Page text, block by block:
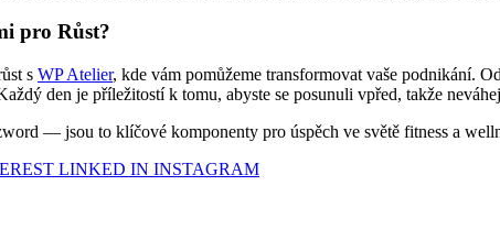
pro Růst?
s WP Atelier, kde vám pomůžeme transformovat vaše podnikání.
den je příležitostí k tomu, abyste se posunuli vpřed, takže
— jsou to klíčové komponenty pro úspěch ve světě fitness a
LINKED IN INSTAGRAM